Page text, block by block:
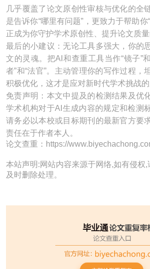
几乎覆盖了论文原创性审核与优化的全
是告诉你“哪里有问题”，更致力于帮助你
正成为你守护学术原创性、提升论文质量
最后的小建议：无论工具多强大，你的
文的灵魂。把AI和查重工具当作“镜子”
者”和“法官”。主动管理你的写作过程，
积极优化，这才是应对新时代学术挑战的
免责声明：本文中提及的检测结果及优
学术机构对于AI生成内容的规定和检测
请务必以本校或目标期刊的最新官方要
责任在于作者本人。
论文查重：https://
本站声明:网站内容来源于网络,如有侵权
及时删除处理。